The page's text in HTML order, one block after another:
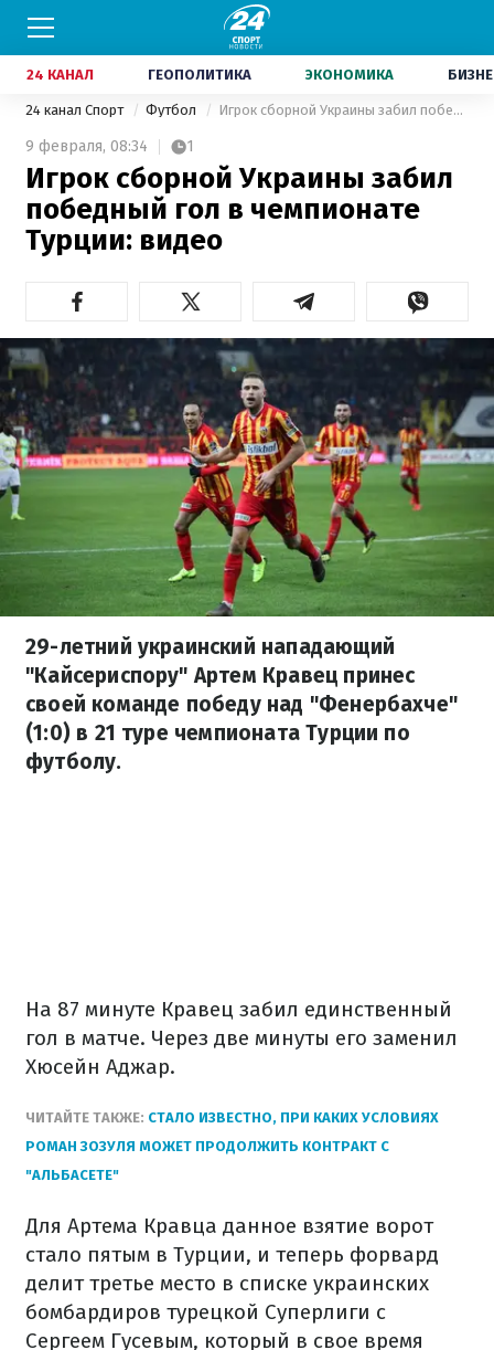
24 КАНАЛ ГЕОПОЛИТИКА ЭКОНОМИКА
24 канал Спорт Футбол Игрок сборной Украины забил победный гол в чемпионате Турции: видео
9 февраля, 08:34 1
Игрок сборной Украины забил
победный гол в чемпионате
Турции: видео
29-летний украинский нападающий
"Кайсериспору" Артем Кравец принес
своей команде победу над "Фенербахче"
(1:0) в 21 туре чемпионата Турции по
футболу.
На 87 минуте Кравец забил единственный
гол в матче. Через две минуты его заменил
Хюсейн Аджар.
ЧИТАЙТЕ ТАКЖЕ: СТАЛО ИЗВЕСТНО, ПРИ КАКИХ УСЛОВИЯХ
РОМАН ЗОЗУЛЯ МОЖЕТ ПРОДОЛЖИТЬ КОНТРАКТ С
"АЛЬБАСЕТЕ"
Для Артема Кравца данное взятие ворот
стало пятым в Турции, и теперь форвард
делит третье место в списке украинских
бомбардиров турецкой Суперлиги с
Сергеем Гусевым, который в свое время